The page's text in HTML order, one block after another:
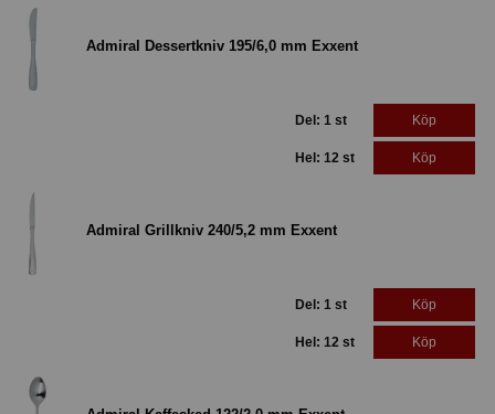
Admiral Dessertkniv 195/6,0 mm Exxent
Del: 1 st Köp
Hel: 12 st Köp
Admiral Grillkniv 240/5,2 mm Exxent
Del: 1 st Köp
Hel: 12 st Köp